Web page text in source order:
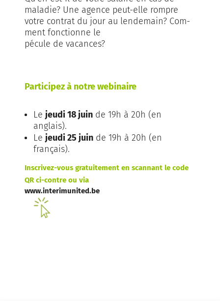
maladie? Une agence peut-elle rompre
votre con­trat du jour au lendemain? Com­
ment fonctionne le
pé­cule de vacances?
Participez à notre webinaire
Le jeudi 18 juin de 19h à 20h (en
anglais).
Le jeudi 25 juin de 19h à 20h (en
français).
Inscrivez-vous gratuitement en scannant le code
QR ci-contre ou via
www.interimunited.be